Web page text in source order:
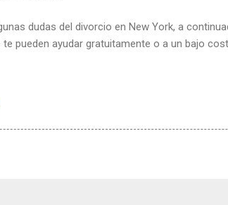
dudas del divorcio en New York, a
pueden ayudar gratuitamente o a un bajo